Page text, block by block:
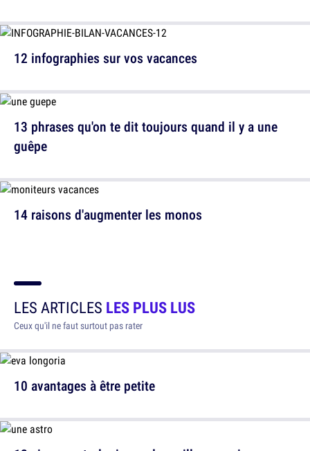
13 phrases qu'on te dit toujours quand il y a une
guêpe
12 infographies sur vos vacances
14 raisons d'augmenter les monos
LES ARTICLES LES PLUS LUS
Ceux qu'il ne faut surtout pas rater
10 avantages à être petite